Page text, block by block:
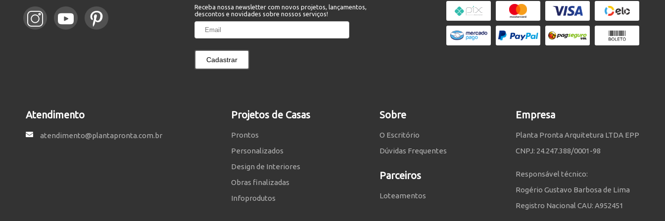
Receba nossa newsletter com novos projetos, lançamentos,
descontos e novidades sobre nossos serviços!
Cadastrar
Atendimento
atendimento@plantapronta.com.br
Projetos de Casas
Prontos
Personalizados
Design de Interiores
Obras finalizadas
Infoprodutos
Sobre
O Escritório
Dúvidas Frequentes
Parceiros
Loteamentos
Empresa
Planta Pronta Arquitetura LTDA EPP
CNPJ: 24.247.388/0001-98
Responsável técnico:
Rogério Gustavo Barbosa de Lima
Registro Nacional CAU: A952451